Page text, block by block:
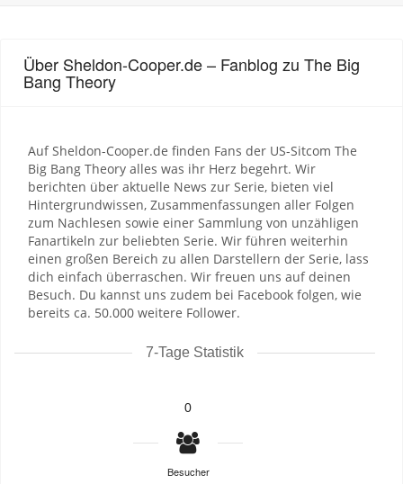
Über Sheldon-Cooper.de – Fanblog zu The Big
Bang Theory
Auf Sheldon-Cooper.de finden Fans der US-Sitcom The
Big Bang Theory alles was ihr Herz begehrt. Wir
berichten über aktuelle News zur Serie, bieten viel
Hintergrundwissen, Zusammenfassungen aller Folgen
zum Nachlesen sowie einer Sammlung von unzähligen
Fanartikeln zur beliebten Serie. Wir führen weiterhin
einen großen Bereich zu allen Darstellern der Serie, lass
dich einfach überraschen. Wir freuen uns auf deinen
Besuch. Du kannst uns zudem bei Facebook folgen, wie
bereits ca. 50.000 weitere Follower.
7-Tage Statistik
0
Besucher